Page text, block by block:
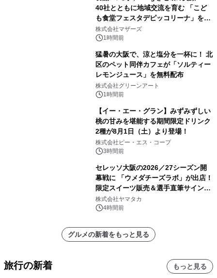
40社とともに地域交流を育む 「こど
も食堂フェスタデピッコリーナ」を9
月5日(土)開催
株式会社マザーズ
1時間前
猛暑の大阪で、涼と塩分を一杯に！ 北
区のペット同伴カフェが「ソルティー
レモンジュース」を無料配布
株式会社グリーンアート
1時間前
【イー・エー・グラン】みずみずしい
桃の甘みを堪能する期間限定ドリンク
2種が8月1日（土）より登場！
株式会社ピー・エス・コープ
3時間前
セレッソ大阪の2026／27シーズン開
幕戦に 「ウメダチーズラボ」が出店！
限定スイーツ販売＆選手直筆サイング
ッズが当たる抽選会を 8月8日に開催
株式会社ヤマタカ
4時間前
グルメの新着をもっと見る
旅行の新着 もっと見る